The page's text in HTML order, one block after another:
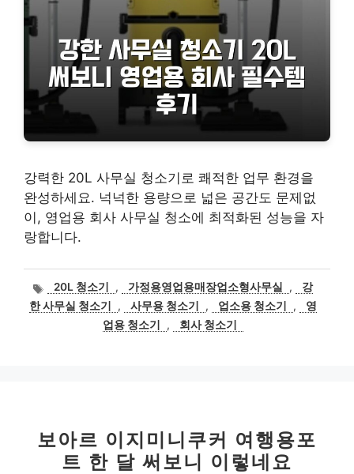
강력한 20L 사무실 청소기로 쾌적한 업무 환경을
완성하세요. 넉넉한 용량으로 넓은 공간도 문제없
이, 영업용 회사 사무실 청소에 최적화된 성능을 자
랑합니다.
태
그
20L 청소기 , 가정용영업용매장업소형사무실 ,
강
한 사무실 청소기
, 사무용 청소기 , 업소용 청소기 ,
영
업용 청소기
, 회사 청소기
보아르 이지미니쿠커 여행용포
트 한 달 써보니 이렇네요